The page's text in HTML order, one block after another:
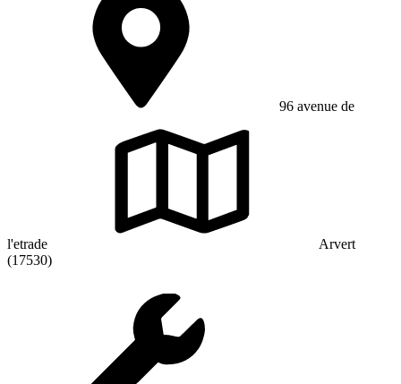
96 avenue de
l'etrade
Arvert
(17530)